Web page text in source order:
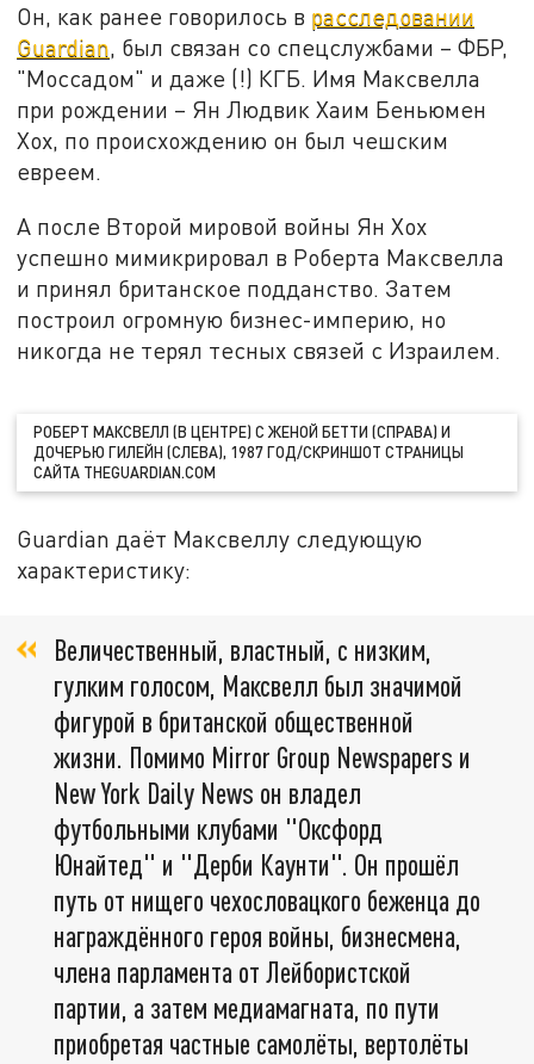
Он, как ранее говорилось в расследовании
Guardian, был связан со спецслужбами – ФБР,
"Моссадом" и даже (!) КГБ. Имя Максвелла
при рождении – Ян Людвик Хаим Беньюмен
Хох, по происхождению он был чешским
евреем.
А после Второй мировой войны Ян Хох
успешно мимикрировал в Роберта Максвелла
и принял британское подданство. Затем
построил огромную бизнес-империю, но
никогда не терял тесных связей с Израилем.
РОБЕРТ МАКСВЕЛЛ (В ЦЕНТРЕ) С ЖЕНОЙ БЕТТИ (СПРАВА) И
ДОЧЕРЬЮ ГИЛЕЙН (СЛЕВА), 1987 ГОД/СКРИНШОТ СТРАНИЦЫ
САЙТА THEGUARDIAN.COM
Guardian даёт Максвеллу следующую
характеристику:
Величественный, властный, с низким,
гулким голосом, Максвелл был значимой
фигурой в британской общественной
жизни. Помимо Mirror Group Newspapers и
New York Daily News он владел
футбольными клубами "Оксфорд
Юнайтед" и "Дерби Каунти". Он прошёл
путь от нищего чехословацкого беженца до
награждённого героя войны, бизнесмена,
члена парламента от Лейбористской
партии, а затем медиамагната, по пути
приобретая частные самолёты, вертолёты